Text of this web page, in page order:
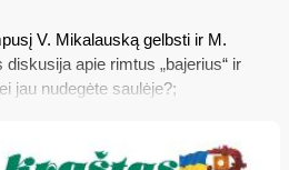
V. Mikalauską gelbsti ir M.
apie rimtus „bajerius“ ir
jau nudegėte saulėje?;